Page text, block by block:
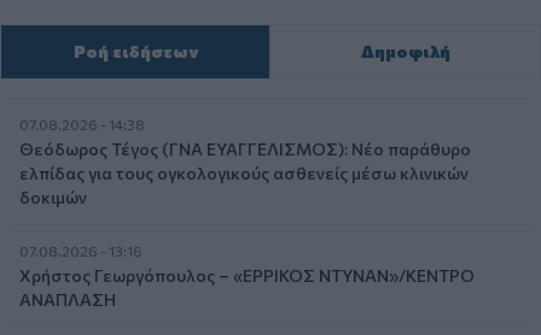
Ροή ειδήσεων Δημοφιλή
07.08.2026 - 14:38
Θεόδωρος Τέγος (ΓΝΑ ΕΥΑΓΓΕΛΙΣΜΟΣ): Νέο παράθυρο
ελπίδας για τους ογκολογικούς ασθενείς μέσω κλινικών
δοκιμών
07.08.2026 - 13:16
Χρήστος Γεωργόπουλος – «ΕΡΡΙΚΟΣ ΝΤΥΝΑΝ»/ΚΕΝΤΡΟ
ΑΝΑΠΛΑΣΗ